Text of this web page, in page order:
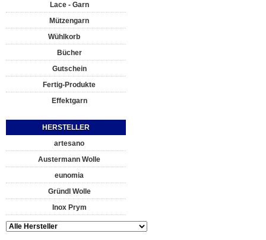
Lace - Garn
Mützengarn
Wühlkorb
Bücher
Gutschein
Fertig-Produkte
Effektgarn
HERSTELLER
artesano
Austermann Wolle
eunomia
Gründl Wolle
Inox Prym